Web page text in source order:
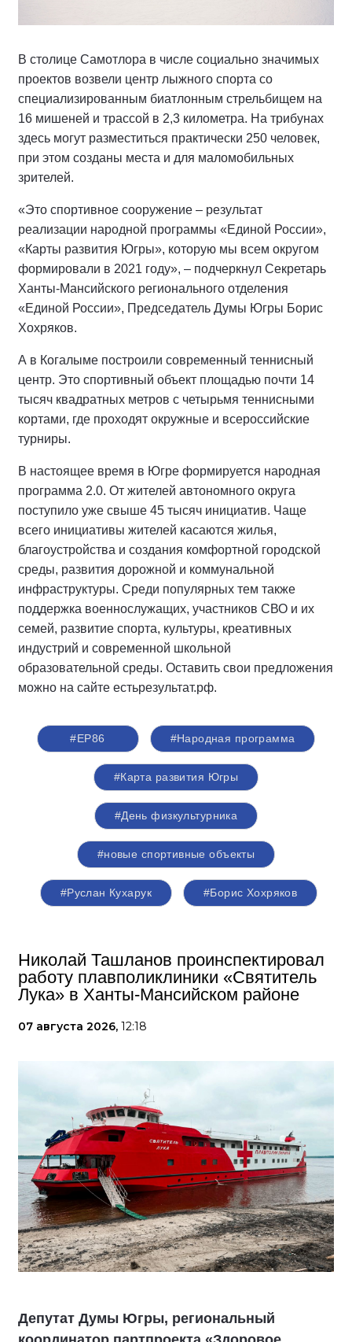
В столице Самотлора в числе социально значимых
проектов возвели центр лыжного спорта со
специализированным биатлонным стрельбищем на
16 мишеней и трассой в 2,3 километра. На трибунах
здесь могут разместиться практически 250 человек,
при этом созданы места и для маломобильных
зрителей.
«Это спортивное сооружение – результат
реализации народной программы «Единой России»,
«Карты развития Югры», которую мы всем округом
формировали в 2021 году», – подчеркнул Секретарь
Ханты-Мансийского регионального отделения
«Единой России», Председатель Думы Югры Борис
Хохряков.
А в Когалыме построили современный теннисный
центр. Это спортивный объект площадью почти 14
тысяч квадратных метров с четырьмя теннисными
кортами, где проходят окружные и всероссийские
турниры.
В настоящее время в Югре формируется народная
программа 2.0. От жителей автономного округа
поступило уже свыше 45 тысяч инициатив. Чаще
всего инициативы жителей касаются жилья,
благоустройства и создания комфортной городской
среды, развития дорожной и коммунальной
инфраструктуры. Среди популярных тем также
поддержка военнослужащих, участников СВО и их
семей, развитие спорта, культуры, креативных
индустрий и современной школьной
образовательной среды. Оставить свои предложения
можно на сайте естьрезультат.рф.
#ЕР86 #Народная программа
#Карта развития Югры
#День физкультурника
#новые спортивные объекты
#Руслан Кухарук #Борис Хохряков
Николай Ташланов проинспектировал
работу плавполиклиники «Святитель
Лука» в Ханты-Мансийском районе
07 августа 2026, 12:18
Депутат Думы Югры, региональный